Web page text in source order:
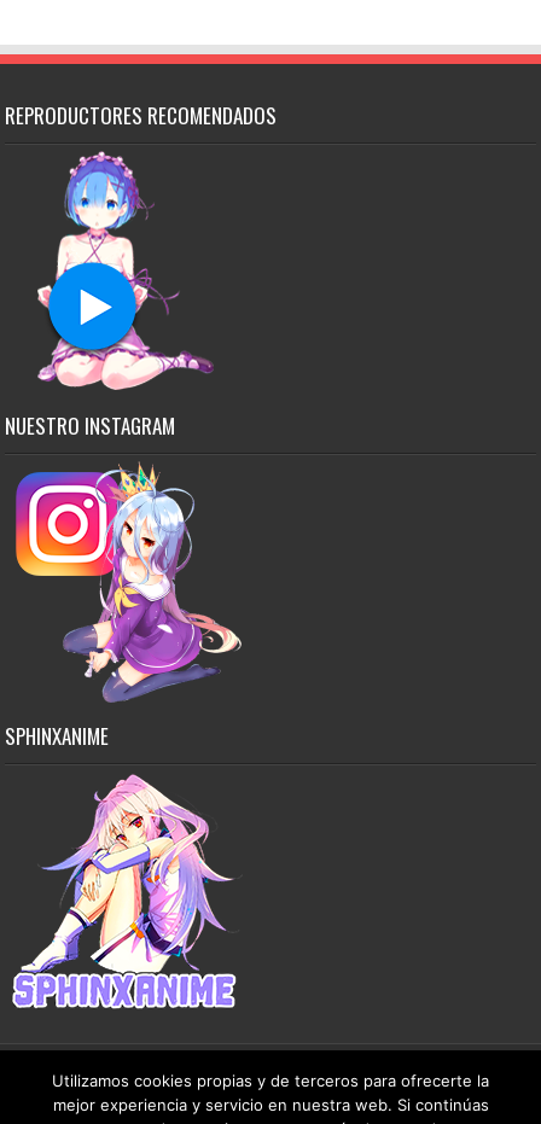
REPRODUCTORES RECOMENDADOS
NUESTRO INSTAGRAM
SPHINXANIME
Copyright © 2015-2026 SphinxAnime - Este sitio no almacena ningún archivo en sus
Utilizamos cookies propias y de terceros para ofrecerte la
mejor experiencia y servicio en nuestra web. Si continúas